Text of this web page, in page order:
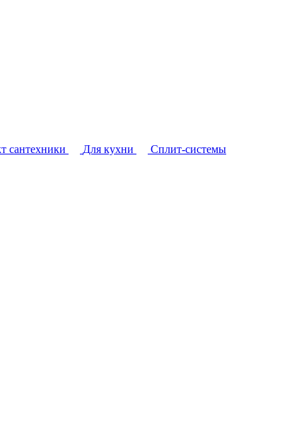
сантехники Для кухни Сплит-системы